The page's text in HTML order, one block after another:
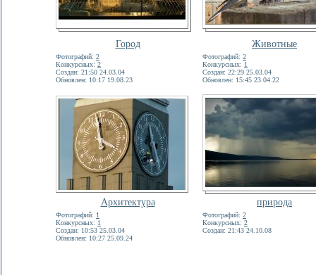
Город Животные
Фотографий: 2
Конкурсных: 2
Создан: 21:50 24.03.04
Обновлен: 10:17 19.08.23
Фотографий: 2
Конкурсных: 1
Создан: 22:29 25.03.04
Обновлен: 15:45 23.04.22
Архитектура природа
Фотографий: 1
Конкурсных: 1
Создан: 10:53 25.03.04
Обновлен: 10:27 25.09.24
Фотографий: 2
Конкурсных: 2
Создан: 21:43 24.10.08